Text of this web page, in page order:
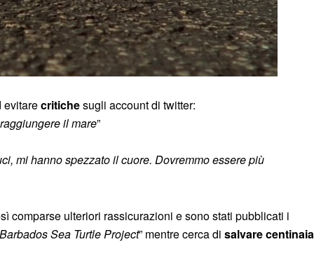
evitarecritichesugli account di twitter:
il mare”
mi hanno spezzato il cuore. Dovremmo essere più
comparse ulteriori rassicurazioni e sono stati pubblicati i
Barbados Sea Turtle Project” mentre cerca di salvare centinaia